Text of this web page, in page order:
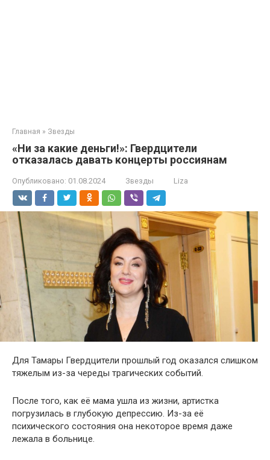
Главная » Звезды
«Ни за какие деньги!»: Гвердцители
отказалась давать концерты россиянам
Опубликовано: 01.08.2024 Звезды Liza
Для Тамары Гвердцители прошлый год оказался слишком
тяжелым из-за череды трагических событий.
После того, как её мама ушла из жизни, артистка
погрузилась в глубокую депрессию. Из-за её
психического состояния она некоторое время даже
лежала в больнице.